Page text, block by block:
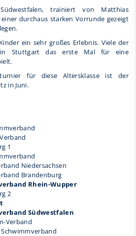
trainiert von Matthias
durchaus starken Vorrunde gezeigt
ein sehr großes Erlebnis. Viele der
in Stuttgart das erste Mal für eine
für diese Altersklasse ist der
in Juni.
1
Niedersachsen
Brandenburg
Rhein-Wupper
2
Südwestfalen
Verband